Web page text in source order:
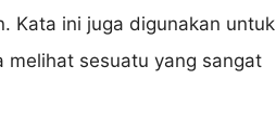
Kata ini juga digunakan untuk
melihat sesuatu yang sangat